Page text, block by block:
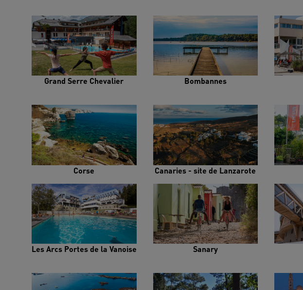
Grand Serre Chevalier Bombannes
Corse Canaries - site de Lanzarote
Les Arcs Portes de la Vanoise Sanary